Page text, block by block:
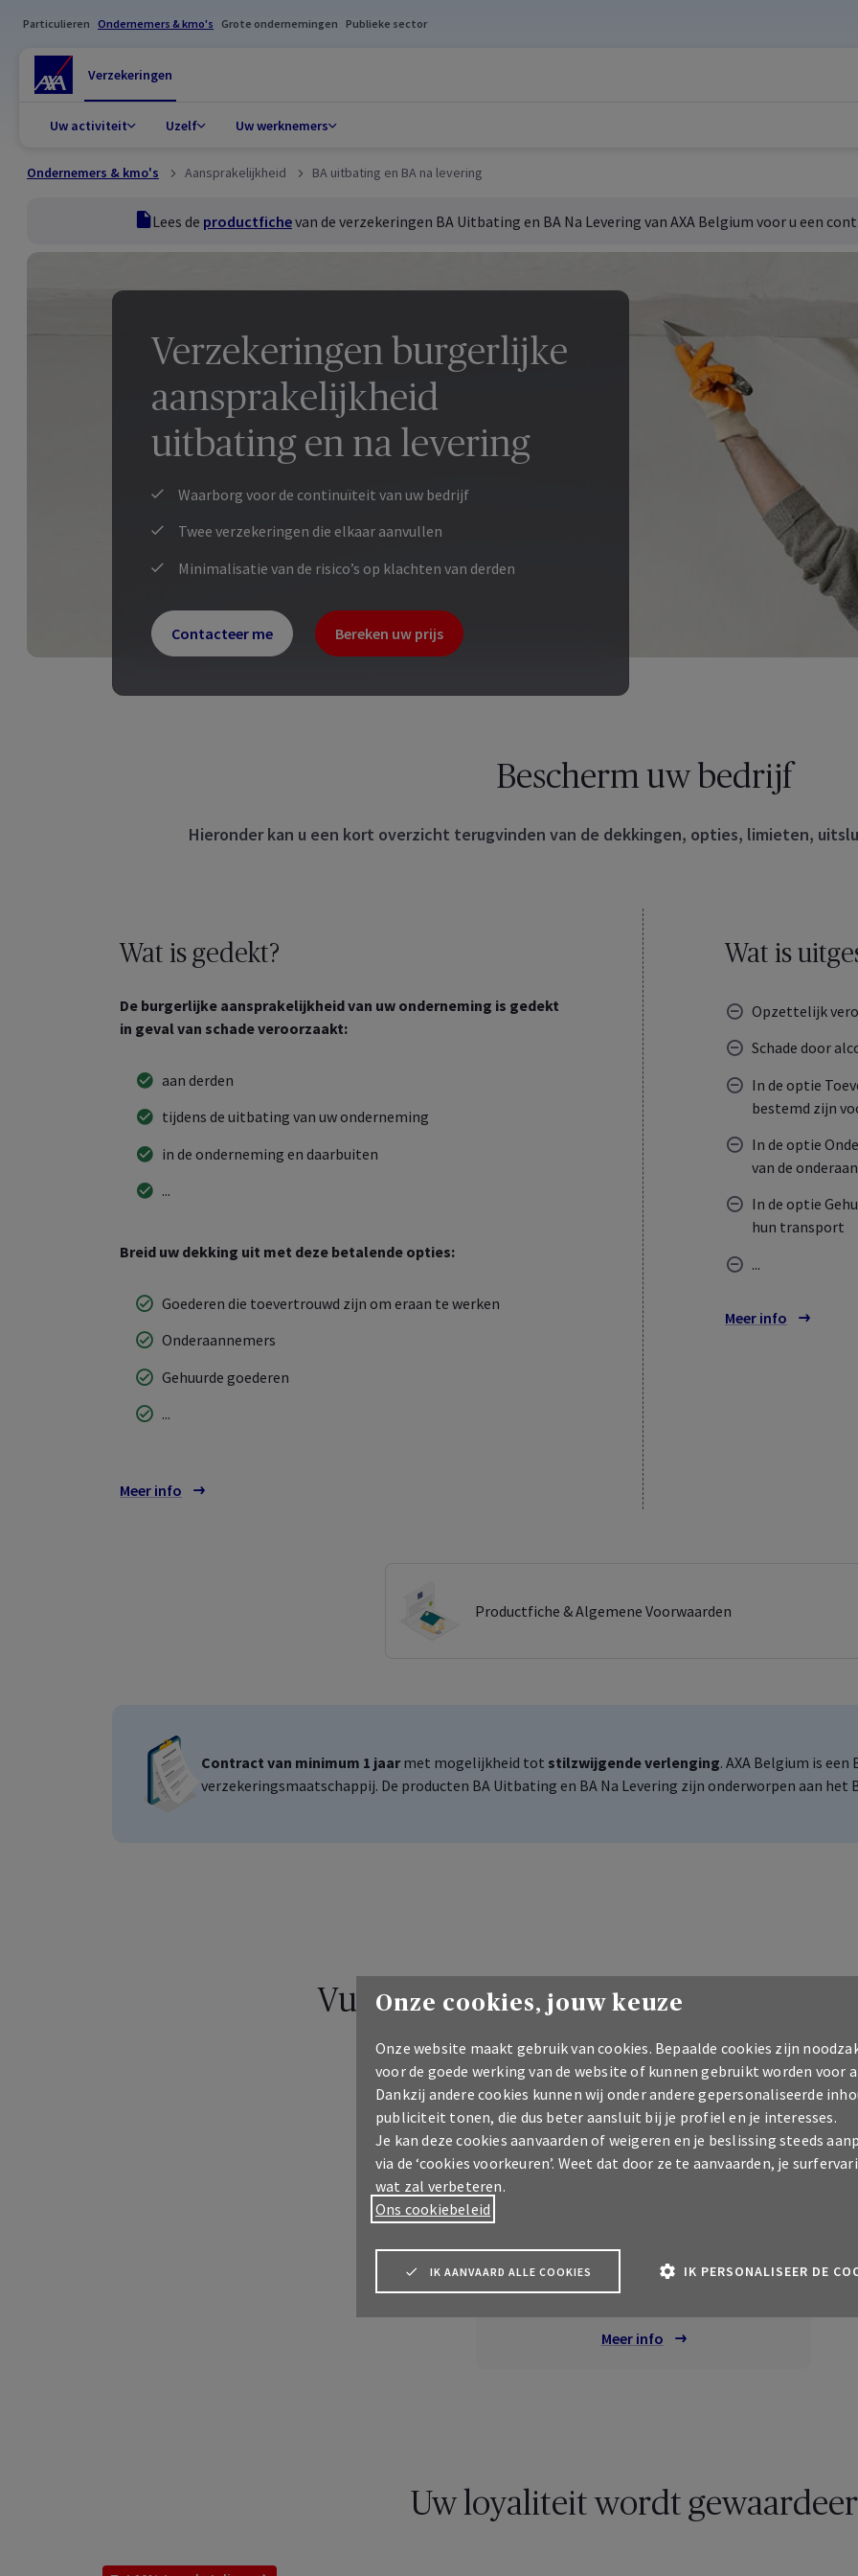
Particulieren Ondernemers & kmo's Grote ondernemingen Publieke sector
Verzekeringen
Uw activiteit Uzelf Uw werknemers
AXA Pro klantenzone
Alles over uw professionele
Ondernemers & kmo's Aansprakelijkheid BA uitbating en BA na levering
productfiche
Lees de productfichevan de verzekeringen BA Uitbating en BA Na Levering van AXA Belgium voor u een
Verzekeringen burgerlijke
aansprakelijkheid
uitbating en na levering
Waarborg voor de continuïteit van uw bedrijf
Twee verzekeringen die elkaar aanvullen
Minimalisatie van de risico’s op klachten van derden
Contacteer me Bereken uw prijs
Bescherm uw bedrijf
Hieronder kan u een kort overzicht terugvinden van de dekkingen, opties, limieten,
Wat is gedekt?
De burgerlijke aansprakelijkheid van uw onderneming is gedekt
in geval van schade veroorzaakt:
aan derden
tijdens de uitbating van uw onderneming
in de onderneming en daarbuiten
...
Breid uw dekking uit met deze betalende opties:
Goederen die toevertrouwd zijn om eraan te werken
Onderaannemers
Gehuurde goederen
...
Meer info over de dekkingen
Wat is
Opzettelijk
Schade door
In de optie
bestemd zijn
In de optie
van de
In de optie
hun transport
...
Meer info over de
Productfiche & Algemene Voorwaarden
Contract van minimum 1 jaarmet mogelijkheid tot stilzwijgende verlenging. AXA Belgium is een
verzekeringsmaatschappij. De producten BA Uitbating en BA Na Levering zijn onderworpen aan het
Vul de verzekering BA Uitbating aan
verzekering
Vul aan met
Burgerlijke Aansprakelijkheid
Na levering
Meer info
Uw loyaliteit wordt
Onze cookies, jouw keuze
Onze website maakt gebruik van cookies. Bepaalde cookies zijn
voor de goede werking van de website of kunnen gebruikt worden voor
Dankzij andere cookies kunnen wij onder andere gepersonaliseerde
publiciteit tonen, die dus beter aansluit bij je profiel en je interesses.
Je kan deze cookies aanvaarden of weigeren en je beslissing steeds
via de ‘cookies voorkeuren’. Weet dat door ze te aanvaarden, je
wat zal verbeteren.
Ons cookiebeleid
IK AANVAARD ALLE COOKIES IK PERSONALISEER DE